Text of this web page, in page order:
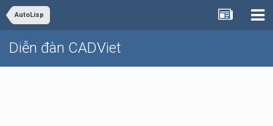
AutoLisp
Diễn đàn CADViet